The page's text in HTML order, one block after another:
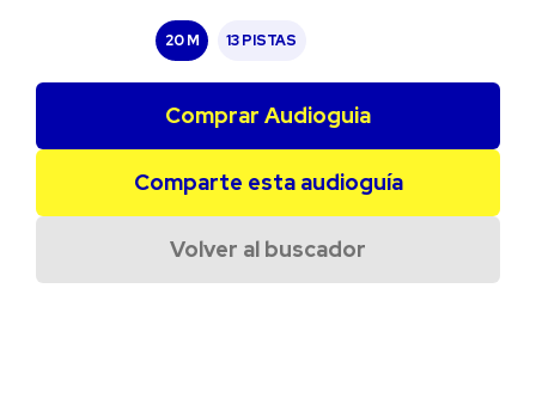
20 M 13 PISTAS
Comprar Audioguia
Comparte esta audioguía
Volver al buscador